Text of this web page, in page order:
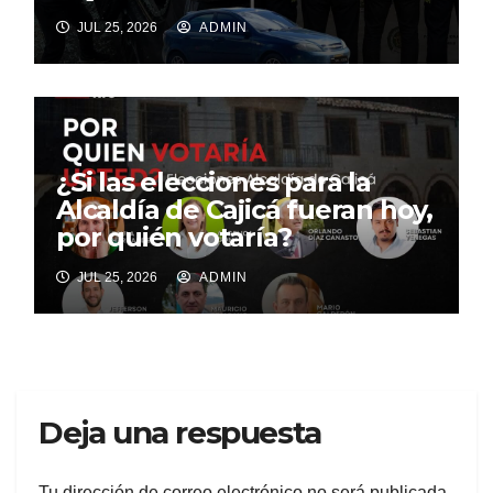
JUL 25, 2026 ADMIN
¿Si las elecciones para la
Alcaldía de Cajicá fueran hoy,
por quién votaría?
JUL 25, 2026 ADMIN
Deja una respuesta